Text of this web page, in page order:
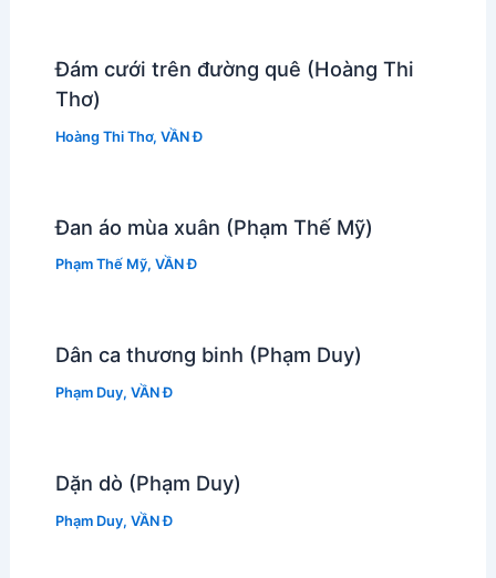
Đám cưới trên đường quê (Hoàng Thi
Thơ)
Hoàng Thi Thơ, VẦN Đ
Đan áo mùa xuân (Phạm Thế Mỹ)
Phạm Thế Mỹ, VẦN Đ
Dân ca thương binh (Phạm Duy)
Phạm Duy, VẦN Đ
Dặn dò (Phạm Duy)
Phạm Duy, VẦN Đ